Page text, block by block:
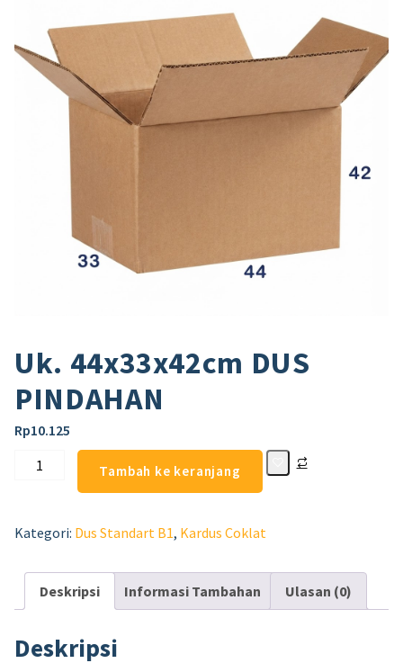
Uk. 44x33x42cm DUS
PINDAHAN
Rp10.125
Tambah ke keranjang
Kategori: Dus Standart B1, Kardus Coklat
Deskripsi Informasi Tambahan Ulasan (0)
Deskripsi